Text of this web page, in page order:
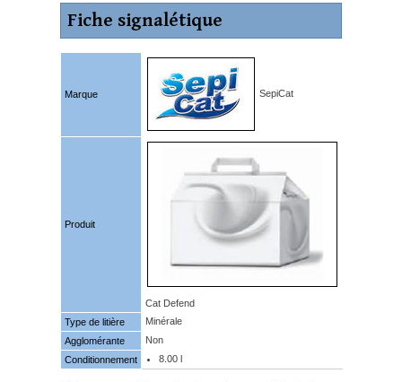
Fiche signalétique
Marque SepiCat
Produit
Cat Defend
Type de litière
Minérale
Agglomérante
Non
Conditionnement
8.00 l